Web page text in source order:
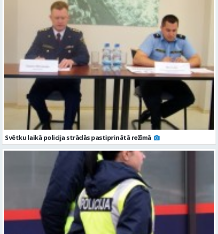
Svētku laikā policija strādās pastiprinātā režīmā